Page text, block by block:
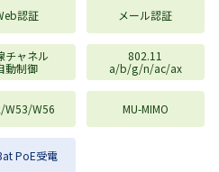
認証 メール認証
チャネル
動制御
802.11
a/b/g/n/ac/ax
W53/W56 MU-MIMO
PoE受電